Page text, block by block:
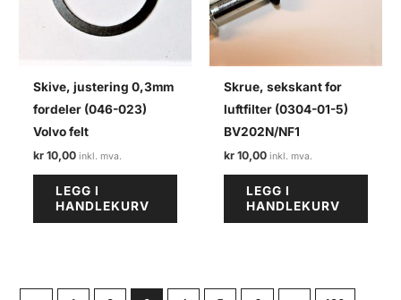
Skive, justering 0,3mm
fordeler (046-023)
Volvo felt
kr 10,00
LEGG I
HANDLEKURV
Skrue, sekskant for
luftfilter (0304-01-5)
BV202N/NF1
kr 10,00
LEGG I
HANDLEKURV